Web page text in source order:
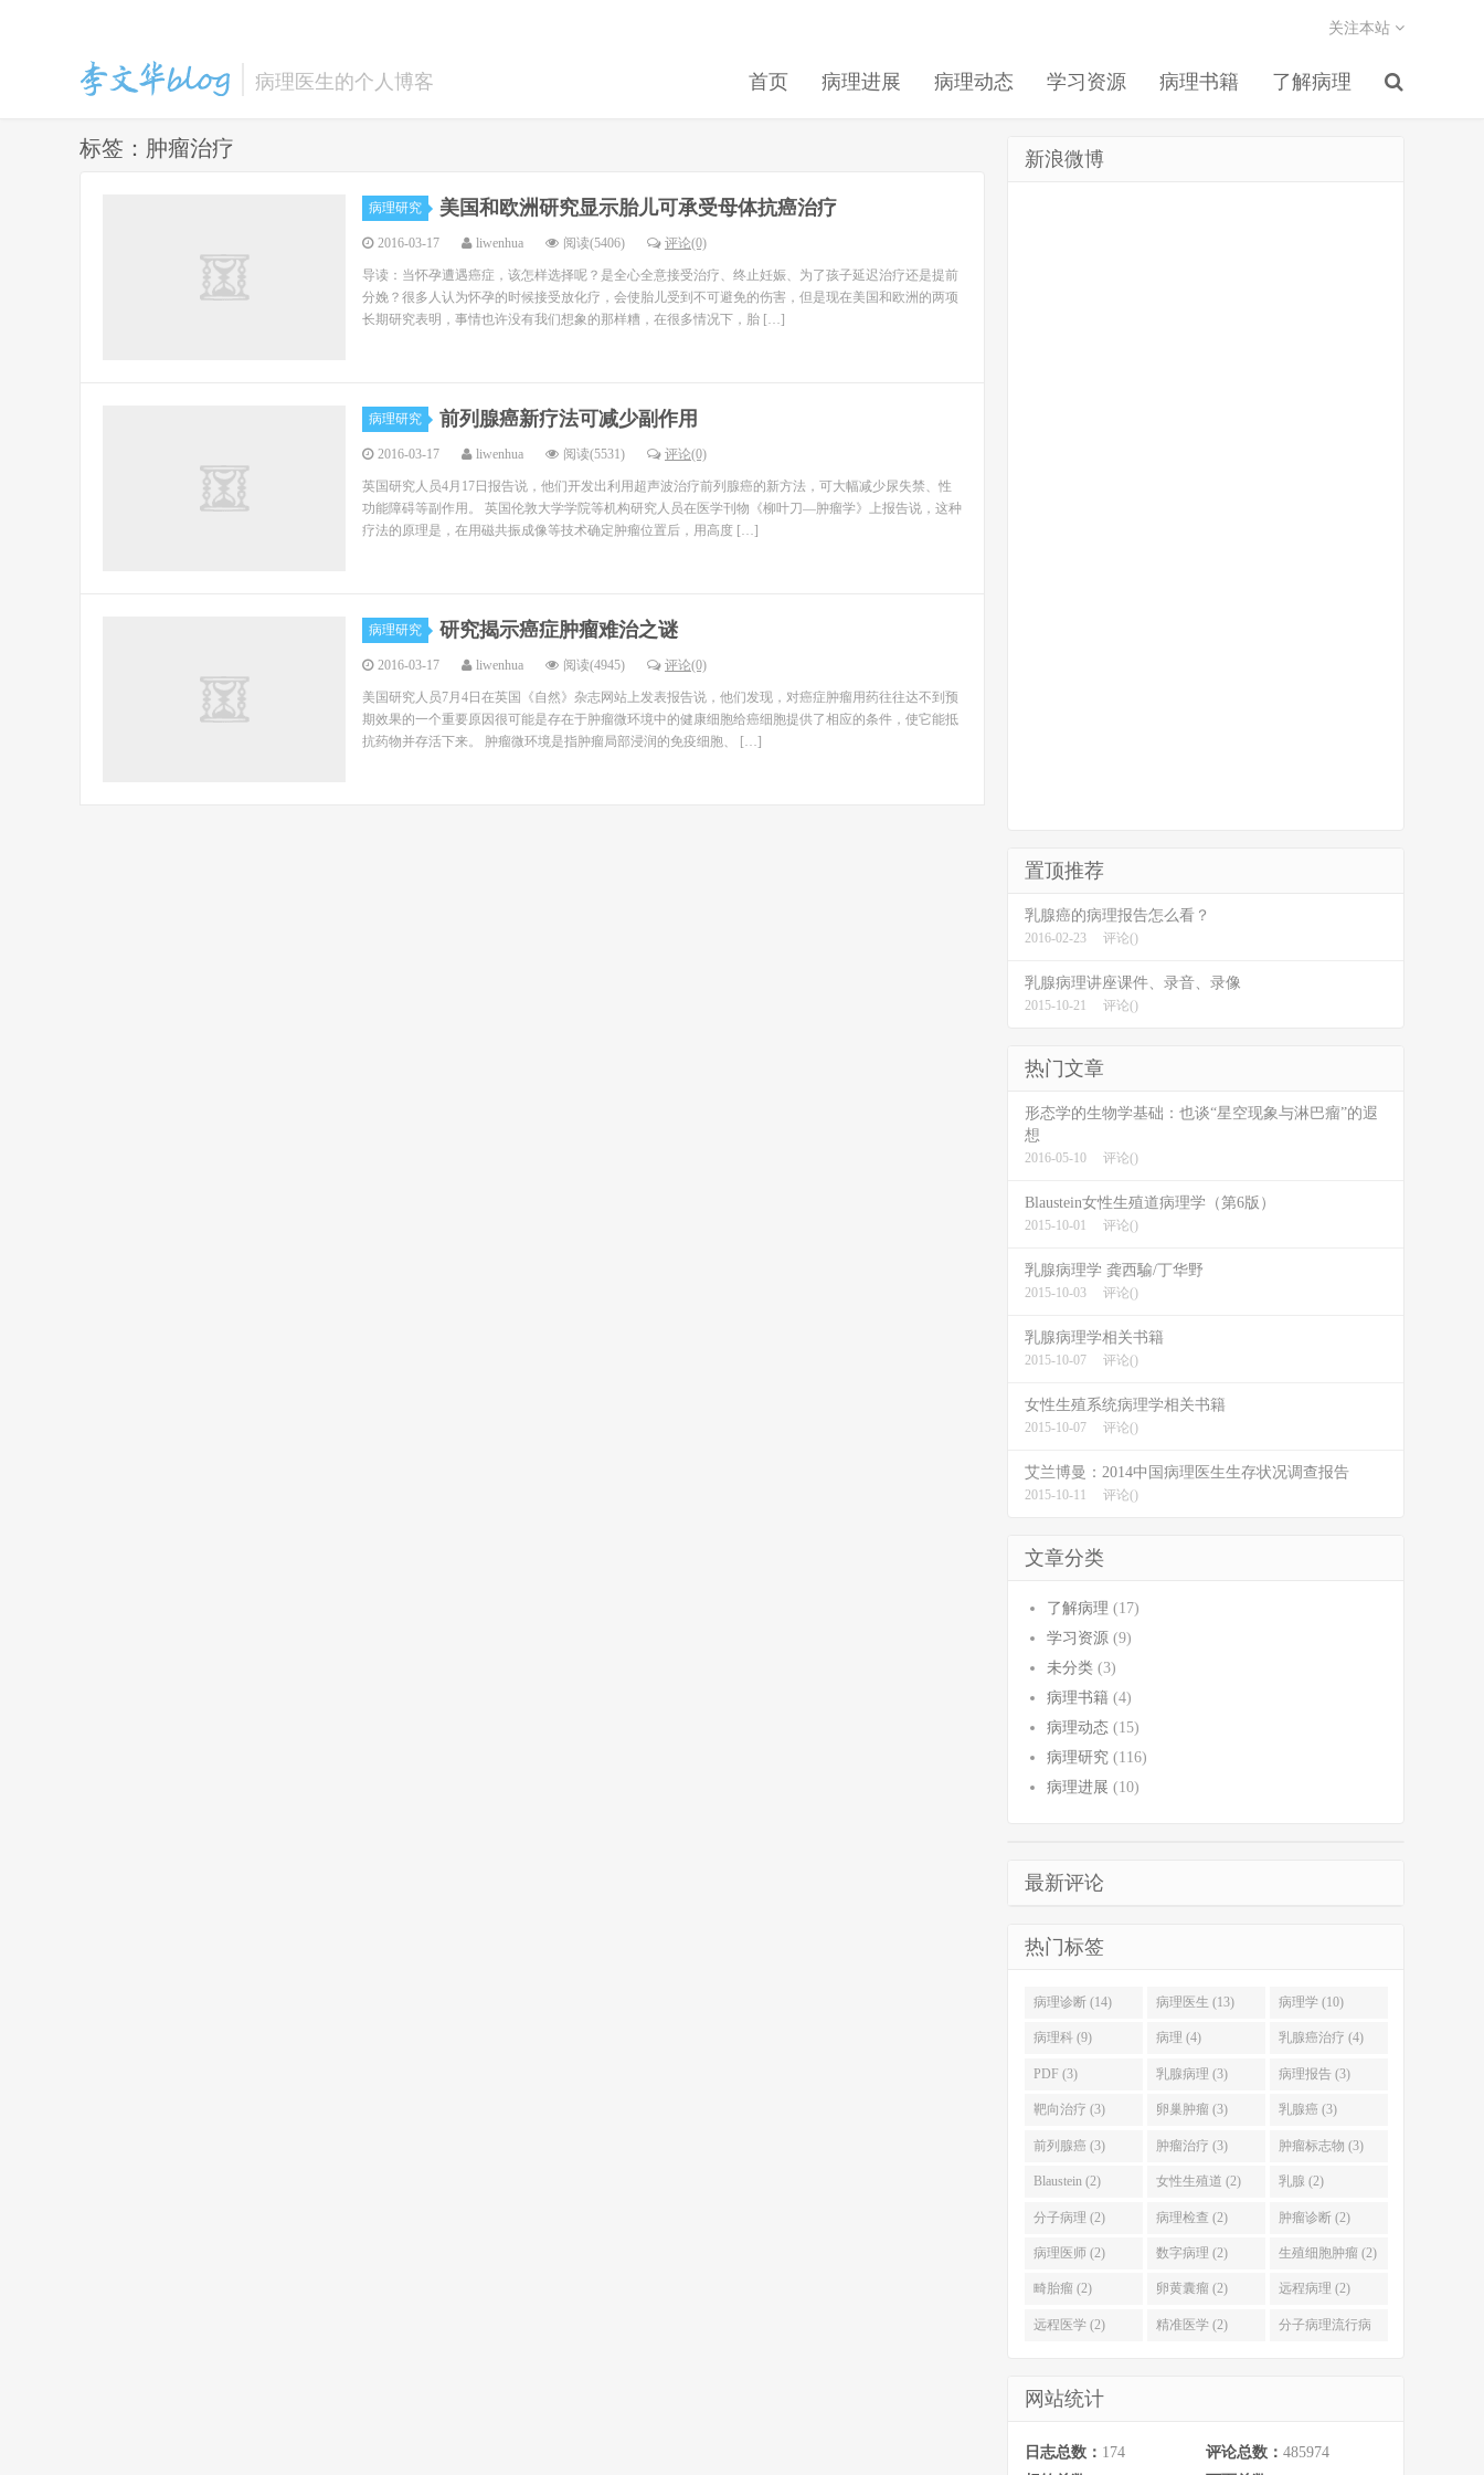
病理医生的个人博客 首页 病理进展 病理动态 学习资源 病理书籍 了解病理
关注本站
标签：肿瘤治疗
病理研究 美国和欧洲研究显示胎儿可承受母体抗癌治疗
2016-03-17 liwenhua 阅读(5406) 评论(0)
导读：当怀孕遭遇癌症，该怎样选择呢？是全心全意接受治疗、终止妊娠、为了孩子延迟治疗还是提前
分娩？很多人认为怀孕的时候接受放化疗，会使胎儿受到不可避免的伤害，但是现在美国和欧洲的两项
长期研究表明，事情也许没有我们想象的那样糟，在很多情况下，胎 […]
病理研究 前列腺癌新疗法可减少副作用
2016-03-17 liwenhua 阅读(5531) 评论(0)
英国研究人员4月17日报告说，他们开发出利用超声波治疗前列腺癌的新方法，可大幅减少尿失禁、性
功能障碍等副作用。 英国伦敦大学学院等机构研究人员在医学刊物《柳叶刀—肿瘤学》上报告说，这种
疗法的原理是，在用磁共振成像等技术确定肿瘤位置后，用高度 […]
病理研究 研究揭示癌症肿瘤难治之谜
2016-03-17 liwenhua 阅读(4945) 评论(0)
美国研究人员7月4日在英国《自然》杂志网站上发表报告说，他们发现，对癌症肿瘤用药往往达不到预
期效果的一个重要原因很可能是存在于肿瘤微环境中的健康细胞给癌细胞提供了相应的条件，使它能抵
抗药物并存活下来。 肿瘤微环境是指肿瘤局部浸润的免疫细胞、 […]
新浪微博
置顶推荐
乳腺癌的病理报告怎么看？
2016-02-23 评论()
乳腺病理讲座课件、录音、录像
2015-10-21 评论()
热门文章
形态学的生物学基础：也谈“星空现象与淋巴瘤”的遐
想
2016-05-10 评论()
Blaustein女性生殖道病理学（第6版）
2015-10-01 评论()
乳腺病理学 龚西騟/丁华野
2015-10-03 评论()
乳腺病理学相关书籍
2015-10-07 评论()
女性生殖系统病理学相关书籍
2015-10-07 评论()
艾兰博曼：2014中国病理医生生存状况调查报告
2015-10-11 评论()
文章分类
了解病理 (17)
学习资源 (9)
未分类 (3)
病理书籍 (4)
病理动态 (15)
病理研究 (116)
病理进展 (10)
最新评论
热门标签
病理诊断 (14) 病理医生 (13) 病理学 (10)
病理科 (9) 病理 (4) 乳腺癌治疗 (4)
PDF (3) 乳腺病理 (3) 病理报告 (3)
靶向治疗 (3) 卵巢肿瘤 (3) 乳腺癌 (3)
前列腺癌 (3) 肿瘤治疗 (3) 肿瘤标志物 (3)
Blaustein (2) 女性生殖道 (2) 乳腺 (2)
分子病理 (2) 病理检查 (2) 肿瘤诊断 (2)
病理医师 (2) 数字病理 (2) 生殖细胞肿瘤 (2)
畸胎瘤 (2) 卵黄囊瘤 (2) 远程病理 (2)
远程医学 (2) 精准医学 (2) 分子病理流行病
网站统计
日志总数： 174 评论总数： 485974